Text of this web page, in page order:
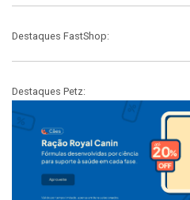
Destaques FastShop:
Destaques Petz: